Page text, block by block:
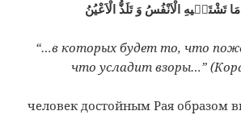
تَشْتَهٖيهِ الْاَنْفُسُ وَ تَلَذُّ الْاَعْيُنُ
“…в которых будет то, что
что усладит взоры…”
человек достойным Рая образом